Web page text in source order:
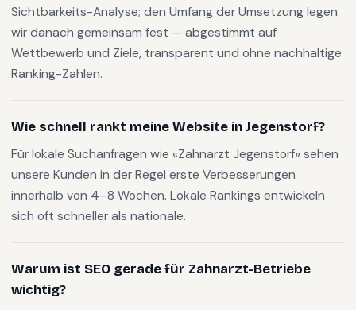
Sichtbarkeits-Analyse; den Umfang der Umsetzung legen
wir danach gemeinsam fest — abgestimmt auf
Wettbewerb und Ziele, transparent und ohne nachhaltige
Ranking-Zahlen.
Wie schnell rankt meine Website in Jegenstorf?
Für lokale Suchanfragen wie «Zahnarzt Jegenstorf» sehen
unsere Kunden in der Regel erste Verbesserungen
innerhalb von 4–8 Wochen. Lokale Rankings entwickeln
sich oft schneller als nationale.
Warum ist SEO gerade für Zahnarzt-Betriebe
wichtig?